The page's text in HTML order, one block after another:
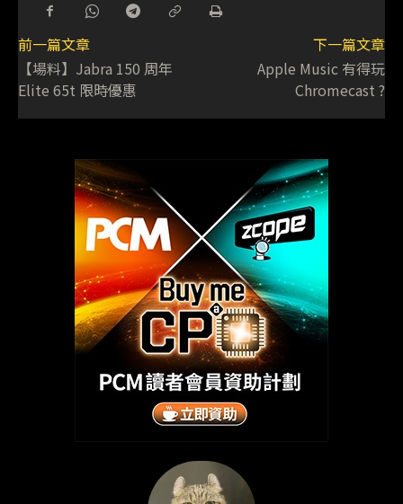
前一篇文章
【場料】Jabra 150 周年
Elite 65t 限時優惠
下一篇文章
Apple Music 有得玩
Chromecast ?